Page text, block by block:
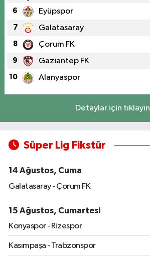
6 Eyüpspor
7 Galatasaray
8 Çorum FK
9 Gaziantep FK
10 Alanyaspor
Detaylar için tıklayın
Süper Lig Fikstür
14 Ağustos, Cuma
Galatasaray - Çorum FK
15 Ağustos, Cumartesi
Konyaspor - Rizespor
Kasımpaşa - Trabzonspor